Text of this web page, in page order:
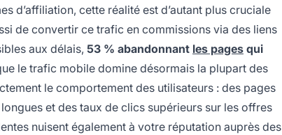
d’affiliation, cette réalité est d’autant plus cruciale
de convertir ce trafic en commissions via des liens
aux délais, 53 % abandonnant les pages qui
le trafic mobile domine désormais la plupart des
le comportement des utilisateurs : des pages
et des taux de clics supérieurs sur les offres
nuisent également à votre réputation auprès des